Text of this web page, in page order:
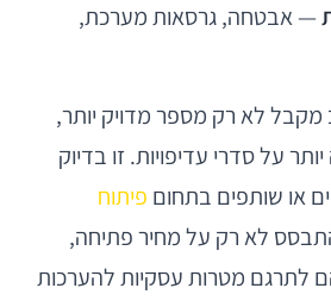
— אבטחה, גרסאות מערכת,
מקבל לא רק מספר מדויק יותר,
על סדרי עדיפויות. זו בדיוק
או שותפים בתחום פיתוח
לא רק על מחיר פתיחה,
לתרגם מטרות עסקיות להערכות